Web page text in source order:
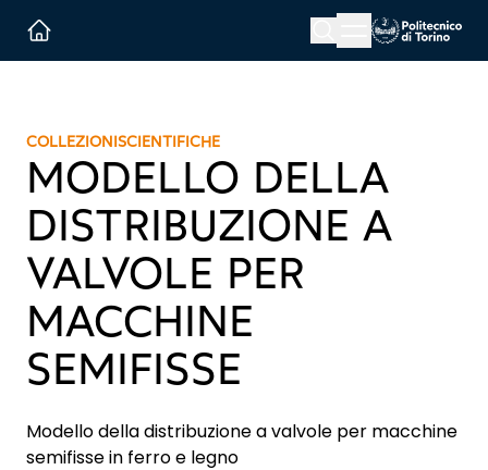
Menu button
COLLEZIONISCIENTIFICHE
MODELLO DELLA
DISTRIBUZIONE A
VALVOLE PER
MACCHINE
SEMIFISSE
Modello della distribuzione a valvole per macchine
semifisse in ferro e legno